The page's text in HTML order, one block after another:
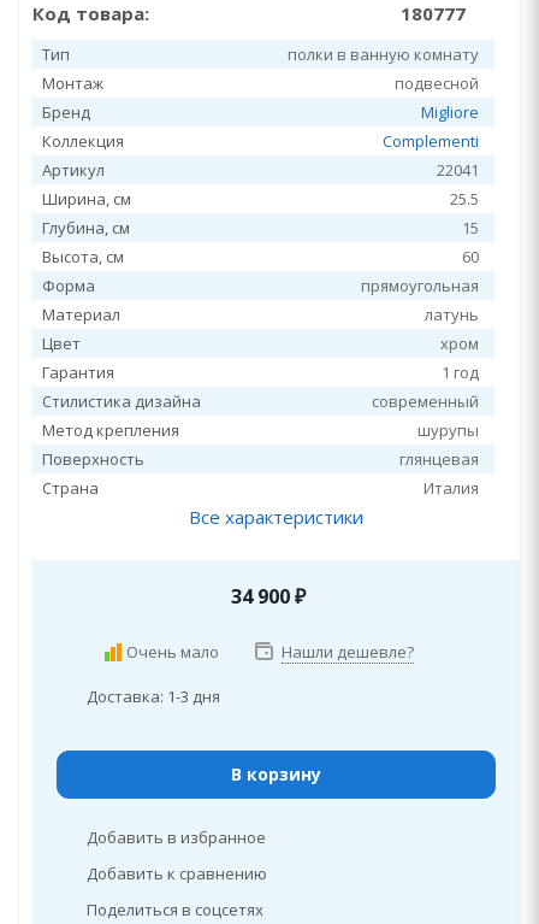
Код товара: 180777
Тип
полки в ванную комнату
Монтаж
подвесной
Бренд
Migliore
Коллекция
Complementi
Артикул
22041
Ширина, см
25.5
Глубина, см
15
Высота, см
60
Форма
прямоугольная
Материал
латунь
Цвет
хром
Гарантия
1 год
Стилистика дизайна
современный
Метод крепления
шурупы
Поверхность
глянцевая
Страна
Италия
Все характеристики
34 900₽
Очень мало Нашли дешевле?
Доставка: 1-3 дня
В корзину
Добавить в избранное
Добавить к сравнению
Поделиться в соцсетях